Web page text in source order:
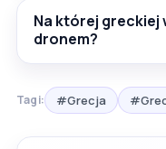
Na której greckiej
dronem?
Tagi: #Grecja